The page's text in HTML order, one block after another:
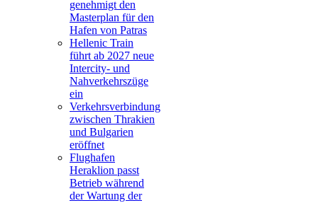
genehmigt den
Masterplan für den
Hafen von Patras
Hellenic Train
führt ab 2027 neue
Intercity- und
Nahverkehrszüge
ein
Verkehrsverbindung
zwischen Thrakien
und Bulgarien
eröffnet
Flughafen
Heraklion passt
Betrieb während
der Wartung der